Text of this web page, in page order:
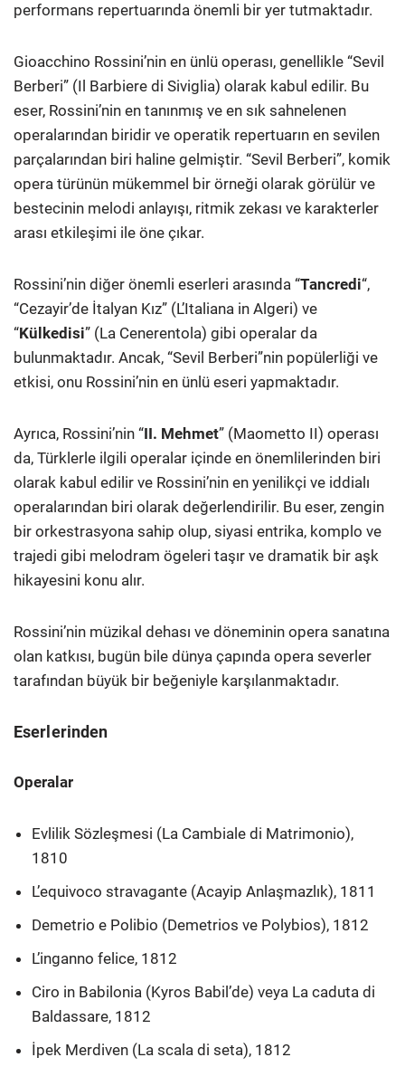
performans repertuarında önemli bir yer tutmaktadır.
Gioacchino Rossini’nin en ünlü operası, genellikle “Sevil
Berberi” (Il Barbiere di Siviglia) olarak kabul edilir. Bu
eser, Rossini’nin en tanınmış ve en sık sahnelenen
operalarından biridir ve operatik repertuarın en sevilen
parçalarından biri haline gelmiştir. “Sevil Berberi”, komik
opera türünün mükemmel bir örneği olarak görülür ve
bestecinin melodi anlayışı, ritmik zekası ve karakterler
arası etkileşimi ile öne çıkar.
Rossini’nin diğer önemli eserleri arasında “Tancredi“,
“Cezayir’de İtalyan Kız” (L’Italiana in Algeri) ve
“Külkedisi” (La Cenerentola) gibi operalar da
bulunmaktadır. Ancak, “Sevil Berberi”nin popülerliği ve
etkisi, onu Rossini’nin en ünlü eseri yapmaktadır.
Ayrıca, Rossini’nin “II. Mehmet” (Maometto II) operası
da, Türklerle ilgili operalar içinde en önemlilerinden biri
olarak kabul edilir ve Rossini’nin en yenilikçi ve iddialı
operalarından biri olarak değerlendirilir. Bu eser, zengin
bir orkestrasyona sahip olup, siyasi entrika, komplo ve
trajedi gibi melodram ögeleri taşır ve dramatik bir aşk
hikayesini konu alır.
Rossini’nin müzikal dehası ve döneminin opera sanatına
olan katkısı, bugün bile dünya çapında opera severler
tarafından büyük bir beğeniyle karşılanmaktadır.
Eserlerinden
Operalar
Evlilik Sözleşmesi (La Cambiale di Matrimonio),
1810
L’equivoco stravagante (Acayip Anlaşmazlık), 1811
Demetrio e Polibio (Demetrios ve Polybios), 1812
L’inganno felice, 1812
Ciro in Babilonia (Kyros Babil’de) veya La caduta di
Baldassare, 1812
İpek Merdiven (La scala di seta), 1812